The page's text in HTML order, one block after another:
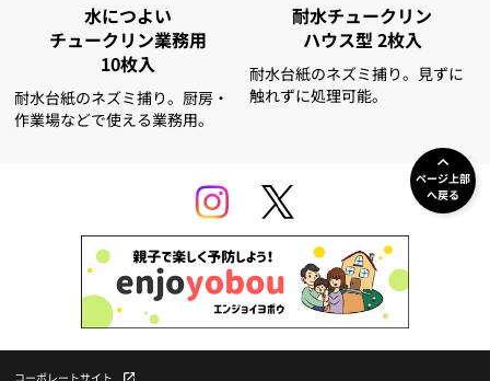
水につよい
チュークリン業務用
10枚入
耐水台紙のネズミ捕り。厨房・
作業場などで使える業務用。
耐水チュークリン
ハウス型 2枚入
耐水台紙のネズミ捕り。見ずに
触れずに処理可能。
ページ上部
へ戻る
コーポレートサイト